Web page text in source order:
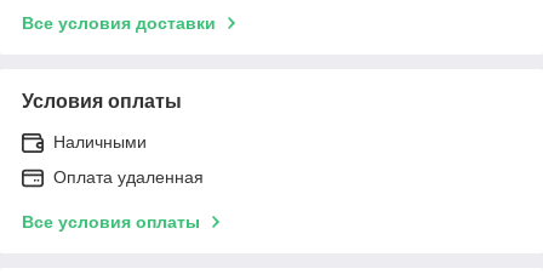
Все условия доставки
Условия оплаты
Наличными
Оплата удаленная
Все условия оплаты